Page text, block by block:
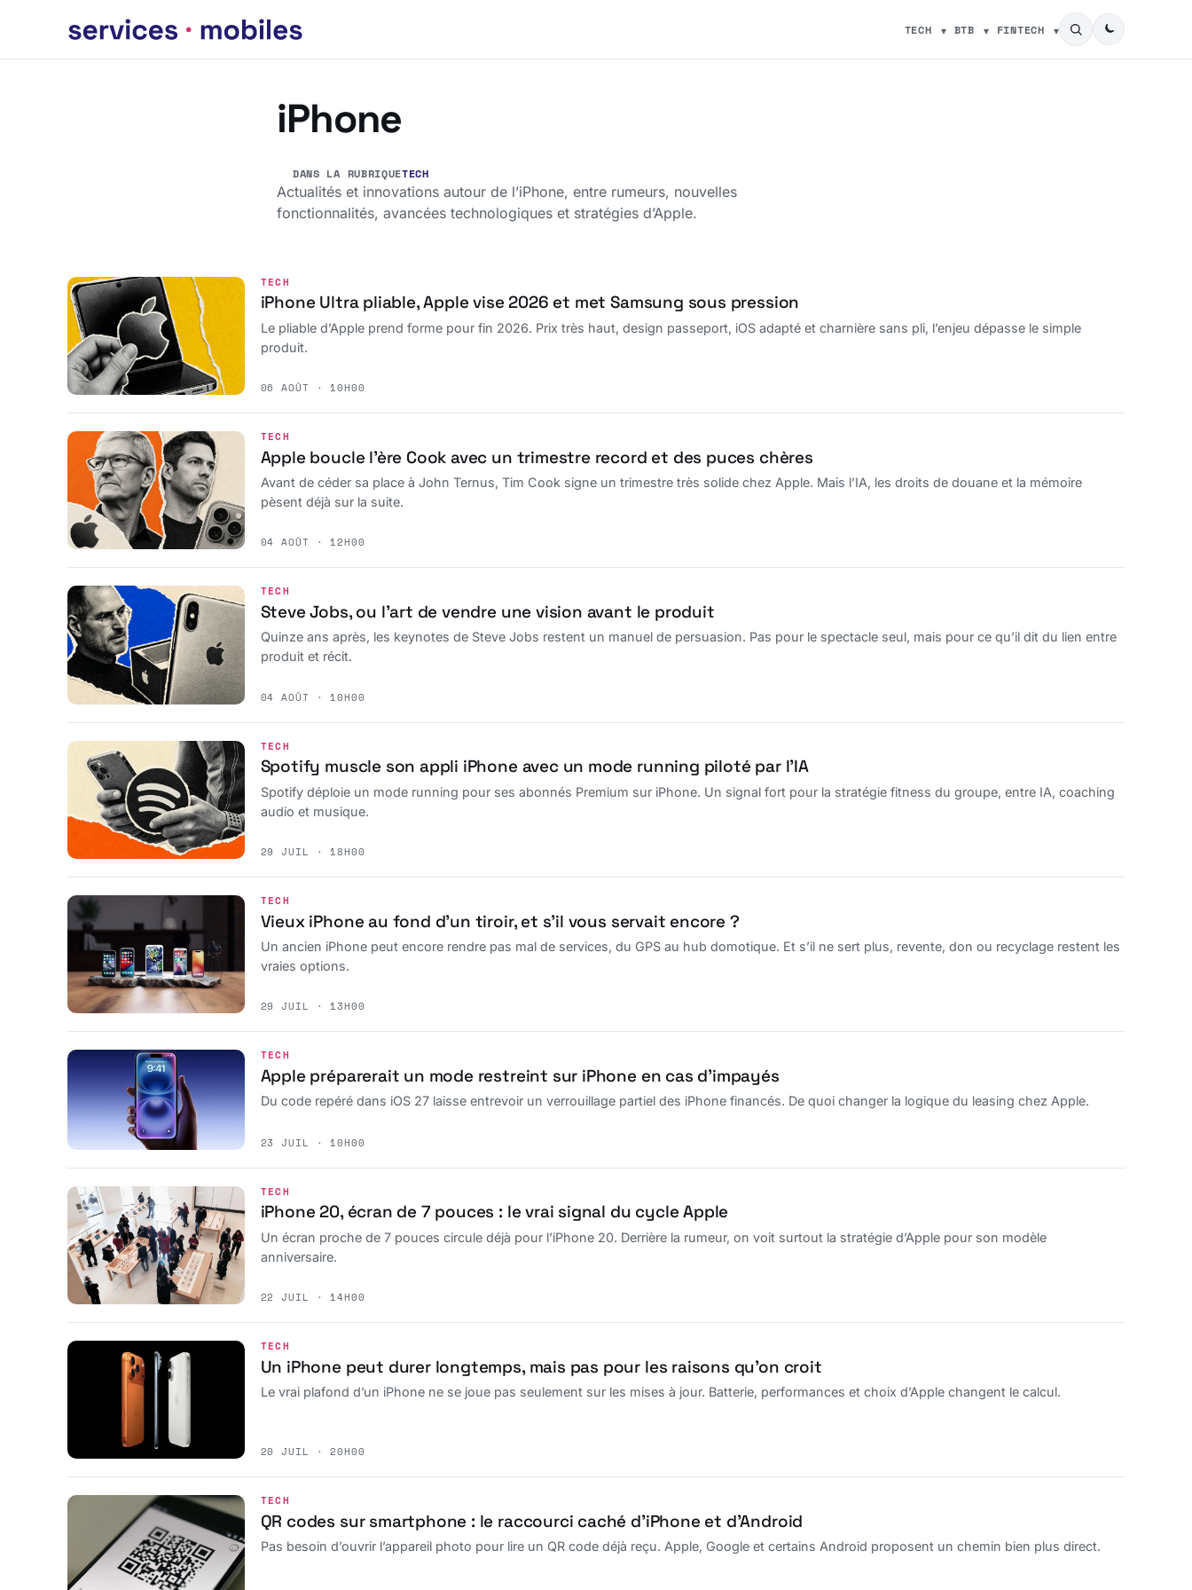
TECH BTB FINTECH
iPhone
DANS LA RUBRIQUETECH
Actualités et innovations autour de l’iPhone, entre rumeurs, nouvelles
fonctionnalités, avancées technologiques et stratégies d’Apple.
TECH
iPhone Ultra pliable, Apple vise 2026 et met Samsung sous pression
Le pliable d’Apple prend forme pour fin 2026. Prix très haut, design passeport, iOS adapté et charnière sans pli, l’enjeu dépasse le simple
produit.
06 AOÛT · 10H00
TECH
Apple boucle l’ère Cook avec un trimestre record et des puces chères
Avant de céder sa place à John Ternus, Tim Cook signe un trimestre très solide chez Apple. Mais l’IA, les droits de douane et la mémoire
pèsent déjà sur la suite.
04 AOÛT · 12H00
TECH
Steve Jobs, ou l’art de vendre une vision avant le produit
Quinze ans après, les keynotes de Steve Jobs restent un manuel de persuasion. Pas pour le spectacle seul, mais pour ce qu’il dit du lien entre
produit et récit.
04 AOÛT · 10H00
TECH
Spotify muscle son appli iPhone avec un mode running piloté par l’IA
Spotify déploie un mode running pour ses abonnés Premium sur iPhone. Un signal fort pour la stratégie fitness du groupe, entre IA, coaching
audio et musique.
29 JUIL · 18H00
TECH
Vieux iPhone au fond d’un tiroir, et s’il vous servait encore ?
Un ancien iPhone peut encore rendre pas mal de services, du GPS au hub domotique. Et s’il ne sert plus, revente, don ou recyclage restent les
vraies options.
29 JUIL · 13H00
TECH
Apple préparerait un mode restreint sur iPhone en cas d’impayés
Du code repéré dans iOS 27 laisse entrevoir un verrouillage partiel des iPhone financés. De quoi changer la logique du leasing chez Apple.
23 JUIL · 10H00
TECH
iPhone 20, écran de 7 pouces : le vrai signal du cycle Apple
Un écran proche de 7 pouces circule déjà pour l’iPhone 20. Derrière la rumeur, on voit surtout la stratégie d’Apple pour son modèle
anniversaire.
22 JUIL · 14H00
TECH
Un iPhone peut durer longtemps, mais pas pour les raisons qu’on croit
Le vrai plafond d’un iPhone ne se joue pas seulement sur les mises à jour. Batterie, performances et choix d’Apple changent le calcul.
20 JUIL · 20H00
TECH
QR codes sur smartphone : le raccourci caché d’iPhone et d’Android
Pas besoin d’ouvrir l’appareil photo pour lire un QR code déjà reçu. Apple, Google et certains Android proposent un chemin bien plus direct.